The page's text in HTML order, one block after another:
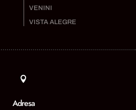
VENINI
VISTA ALEGRE

Adresa